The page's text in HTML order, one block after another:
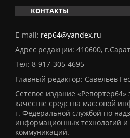
КОНТАКТЫ
E-mail: rep64@yandex.ru
Адрес редакции: 410600,
Тел: 8-917-305-4695
Главный редактор: Савельев
Сетевое издание «Репортер64»
качестве средства массовой
г. Федеральной службой по
информационных технологий и
коммуникаций.